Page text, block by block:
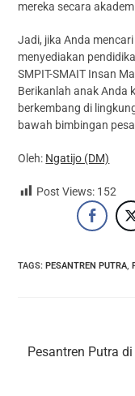
mereka secara
Jadi, jika Anda
menyediakan
SMPIT-SMAIT Insan
Berikanlah anak Anda
berkembang di
bawah bimbingan
Oleh: Ngatijo (DM)
Post Views: 152
TAGS: PESANTREN PUTRA,
Pesantren Putra